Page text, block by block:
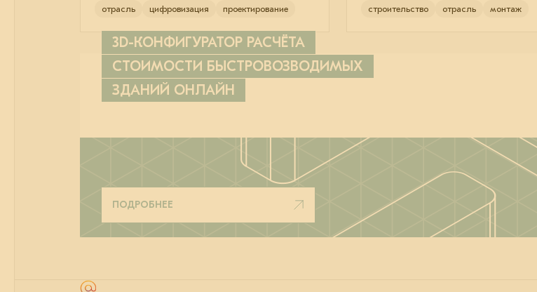
отрасль цифровизация проектирование строительство отрасль монтаж
3D-КОНФИГУРАТОР РАСЧЁТА
СТОИМОСТИ БЫСТРОВОЗВОДИМЫХ
ЗДАНИЙ ОНЛАЙН
ПОДРОБНЕЕ